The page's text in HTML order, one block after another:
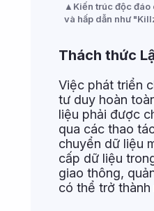
Kiến trúc độc
và hấp dẫn như
Thách thức
Việc phát triển
tư duy hoàn
liệu phải được
qua các thao
chuyển dữ liệu
cấp dữ liệu
giao thông,
có thể trở